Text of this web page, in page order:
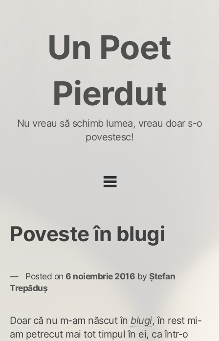
Un Poet
Pierdut
Nu vreau să schimb lumea, vreau doar s-o
povestesc!
Poveste în blugi
Posted on 6 noiembrie 2016 by Ștefan
Trepăduș
Doar că nu m-am născut în blugi, în rest mi-
am petrecut mai tot timpul în ei, ca într-o